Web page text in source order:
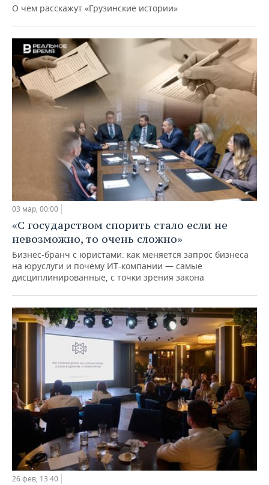
О чем расскажут «Грузинские истории»
03 мар, 00:00
«С государством спорить стало если не
невозможно, то очень сложно»
Бизнес-бранч с юристами: как меняется запрос бизнеса
на юруслуги и почему ИТ-компании — самые
дисциплинированные, с точки зрения закона
26 фев, 13:40